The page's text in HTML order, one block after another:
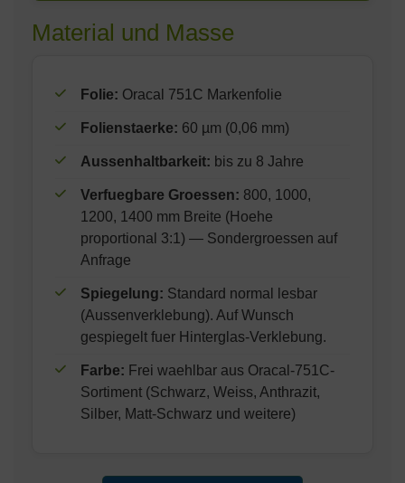
Material und Masse
Folie: Oracal 751C Markenfolie
Folienstaerke: 60 µm (0,06 mm)
Aussenhaltbarkeit: bis zu 8 Jahre
Verfuegbare Groessen: 800, 1000,
1200, 1400 mm Breite (Hoehe
proportional 3:1) — Sondergroessen auf
Anfrage
Spiegelung: Standard normal lesbar
(Aussenverklebung). Auf Wunsch
gespiegelt fuer Hinterglas-Verklebung.
Farbe: Frei waehlbar aus Oracal-751C-
Sortiment (Schwarz, Weiss, Anthrazit,
Silber, Matt-Schwarz und weitere)